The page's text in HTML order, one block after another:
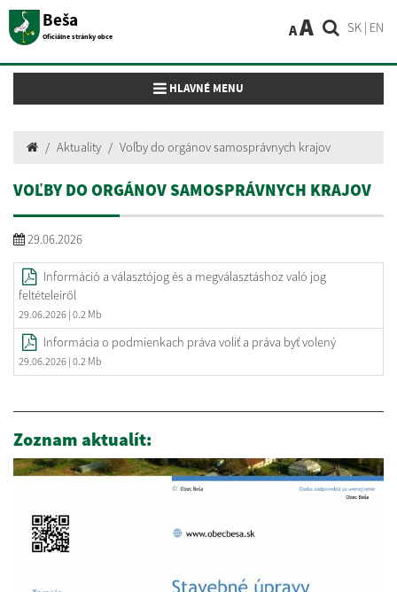
Beša
Oficiálne stránky obce
SK | EN
AA
Toggle navigation
HLAVNÉ MENU
Aktuality Voľby do orgánov samosprávnych krajov
VOĽBY DO ORGÁNOV SAMOSPRÁVNYCH KRAJOV
29.06.2026
Információ a választójog és a megválasztáshoz való jog
feltételeiről
29.06.2026 | 0.2 Mb
Informácia o podmienkach práva voliť a práva byť volený
29.06.2026 | 0.2 Mb
Zoznam aktualít: